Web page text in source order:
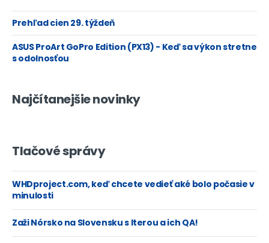
Prehľad cien 29. týždeň
ASUS ProArt GoPro Edition (PX13) - Keď sa výkon stretne
s odolnosťou
Najčítanejšie novinky
Tlačové správy
WHDproject.com, keď chcete vedieť aké bolo počasie v
minulosti
Zaži Nórsko na Slovensku s Iterou a ich QA!